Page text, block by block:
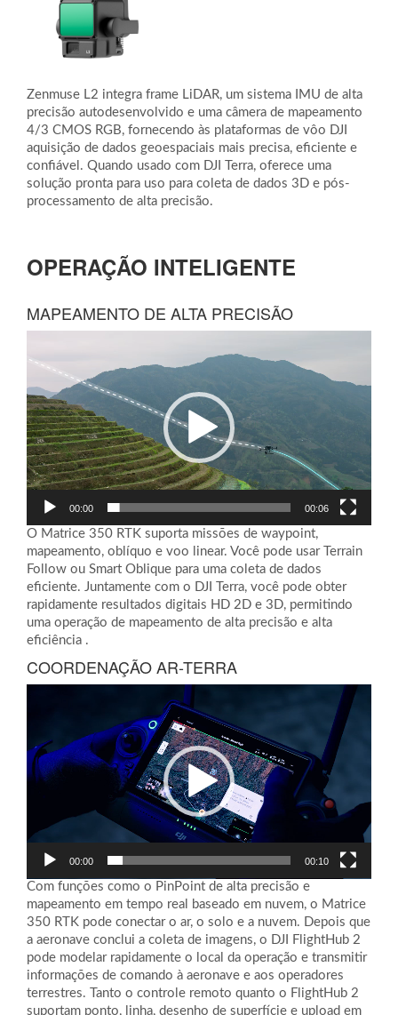
Zenmuse L2 integra frame LiDAR, um sistema IMU de alta
precisão autodesenvolvido e uma câmera de mapeamento
4/3 CMOS RGB, fornecendo às plataformas de vôo DJI
aquisição de dados geoespaciais mais precisa, eficiente e
confiável. Quando usado com DJI Terra, oferece uma
solução pronta para uso para coleta de dados 3D e pós-
processamento de alta precisão.
OPERAÇÃO INTELIGENTE
MAPEAMENTO DE ALTA PRECISÃO
de
vídeo
00:00 00:06
O Matrice 350 RTK suporta missões de waypoint,
mapeamento, oblíquo e voo linear. Você pode usar Terrain
Follow ou Smart Oblique para uma coleta de dados
eficiente. Juntamente com o DJI Terra, você pode obter
rapidamente resultados digitais HD 2D e 3D, permitindo
uma operação de mapeamento de alta precisão e alta
eficiência .
COORDENAÇÃO AR-TERRA
00:00 00:10
Com funções como o PinPoint de alta precisão e
mapeamento em tempo real baseado em nuvem, o Matrice
350 RTK pode conectar o ar, o solo e a nuvem. Depois que
a aeronave conclui a coleta de imagens, o DJI FlightHub 2
pode modelar rapidamente o local da operação e transmitir
informações de comando à aeronave e aos operadores
terrestres. Tanto o controle remoto quanto o FlightHub 2
suportam ponto, linha, desenho de superfície e upload em